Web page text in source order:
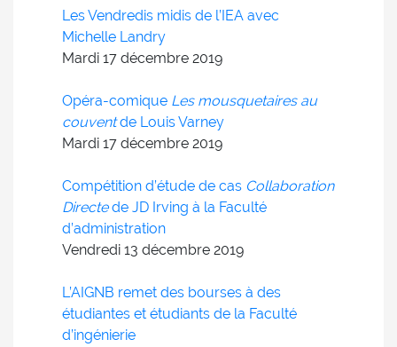
Les Vendredis midis de l’IEA avec
Michelle Landry
Mardi 17 décembre 2019
Opéra-comique Les mousquetaires au
couventde Louis Varney
Mardi 17 décembre 2019
Compétition d’étude de cas Collaboration
Directede JD Irving à la Faculté
d’administration
Vendredi 13 décembre 2019
L’AIGNB remet des bourses à des
étudiantes et étudiants de la Faculté
d’ingénierie